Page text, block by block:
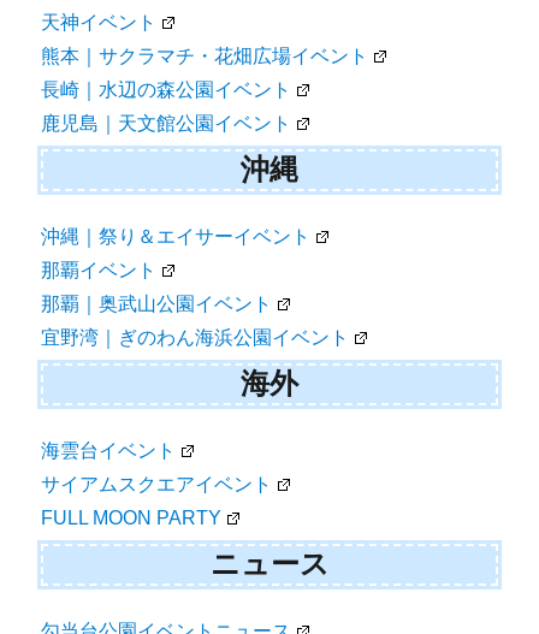
天神イベント
熊本｜サクラマチ・花畑広場イベント
長崎｜水辺の森公園イベント
鹿児島｜天文館公園イベント
沖縄
沖縄｜祭り＆エイサーイベント
那覇イベント
那覇｜奥武山公園イベント
宜野湾｜ぎのわん海浜公園イベント
海外
海雲台イベント
サイアムスクエアイベント
FULL MOON PARTY
ニュース